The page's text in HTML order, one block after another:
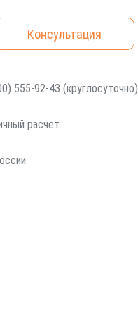
Консультация
555-92-43 (круглосуточно)
расчет